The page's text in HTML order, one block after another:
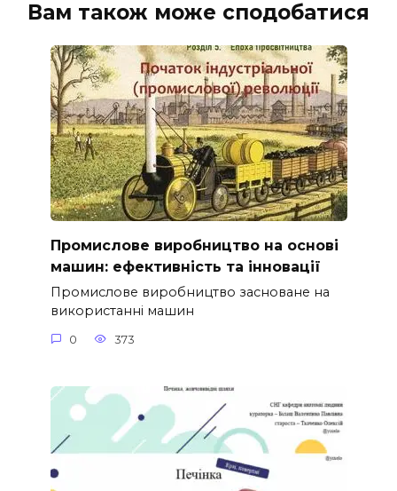
Вам також може сподобатися
Промислове виробництво на основі
машин: ефективність та інновації
Промислове виробництво засноване на
використанні машин
0 373